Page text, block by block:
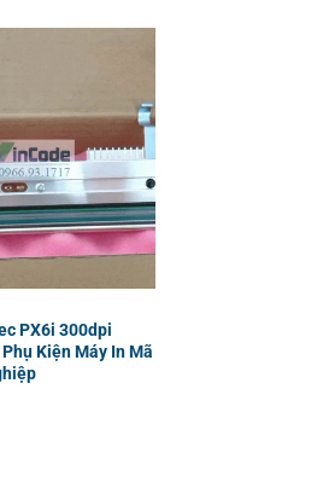
PX6i 300dpi
Kiện Máy In Mã